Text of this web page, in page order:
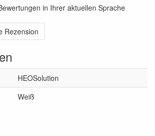
in Ihrer aktuellen Sprache
Rezension
HEOSolution
Weiß